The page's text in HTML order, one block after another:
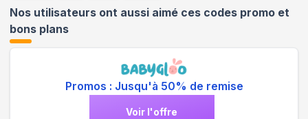
Nos utilisateurs ont aussi aimé ces codes promo et
bons plans
Promos : Jusqu'à 50% de remise
Voir l'offre